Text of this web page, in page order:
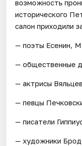
возможность
исторического
салон приходили
— поэты Есенин,
— общественные
— актрисы
— певцы
— писатели
— художники